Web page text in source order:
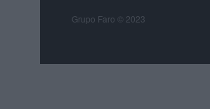
Grupo Faro © 2023